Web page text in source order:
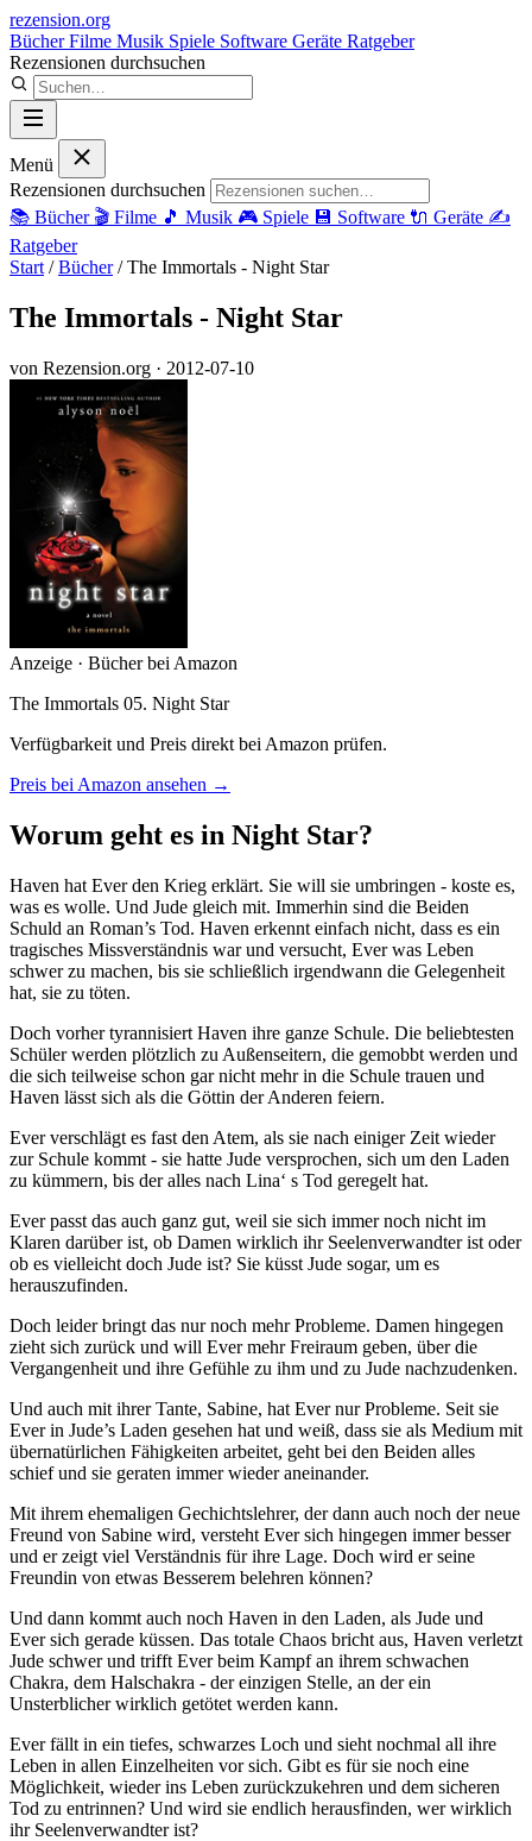
rezension.org
BücherFilme Musik Spiele Software Geräte Ratgeber
Rezensionen durchsuchen
Menü
Rezensionen durchsuchen
📚 Bücher 🎬 Filme 🎵 Musik 🎮 Spiele 💾 Software 🔌 Geräte ✍️
Ratgeber
Start / Bücher / The Immortals - Night Star
The Immortals - Night Star
von Rezension.org · 2012-07-10
Anzeige · Bücher bei Amazon
The Immortals 05. Night Star
Verfügbarkeit und Preis direkt bei Amazon prüfen.
Preis bei Amazon ansehen →
Worum geht es in Night Star?
Haven hat Ever den Krieg erklärt. Sie will sie umbringen - koste es,
was es wolle. Und Jude gleich mit. Immerhin sind die Beiden
Schuld an Roman’s Tod. Haven erkennt einfach nicht, dass es ein
tragisches Missverständnis war und versucht, Ever was Leben
schwer zu machen, bis sie schließlich irgendwann die Gelegenheit
hat, sie zu töten.
Doch vorher tyrannisiert Haven ihre ganze Schule. Die beliebtesten
Schüler werden plötzlich zu Außenseitern, die gemobbt werden und
die sich teilweise schon gar nicht mehr in die Schule trauen und
Haven lässt sich als die Göttin der Anderen feiern.
Ever verschlägt es fast den Atem, als sie nach einiger Zeit wieder
zur Schule kommt - sie hatte Jude versprochen, sich um den Laden
zu kümmern, bis der alles nach Lina‘ s Tod geregelt hat.
Ever passt das auch ganz gut, weil sie sich immer noch nicht im
Klaren darüber ist, ob Damen wirklich ihr Seelenverwandter ist oder
ob es vielleicht doch Jude ist? Sie küsst Jude sogar, um es
herauszufinden.
Doch leider bringt das nur noch mehr Probleme. Damen hingegen
zieht sich zurück und will Ever mehr Freiraum geben, über die
Vergangenheit und ihre Gefühle zu ihm und zu Jude nachzudenken.
Und auch mit ihrer Tante, Sabine, hat Ever nur Probleme. Seit sie
Ever in Jude’s Laden gesehen hat und weiß, dass sie als Medium mit
übernatürlichen Fähigkeiten arbeitet, geht bei den Beiden alles
schief und sie geraten immer wieder aneinander.
Mit ihrem ehemaligen Gechichtslehrer, der dann auch noch der neue
Freund von Sabine wird, versteht Ever sich hingegen immer besser
und er zeigt viel Verständnis für ihre Lage. Doch wird er seine
Freundin von etwas Besserem belehren können?
Und dann kommt auch noch Haven in den Laden, als Jude und
Ever sich gerade küssen. Das totale Chaos bricht aus, Haven verletzt
Jude schwer und trifft Ever beim Kampf an ihrem schwachen
Chakra, dem Halschakra - der einzigen Stelle, an der ein
Unsterblicher wirklich getötet werden kann.
Ever fällt in ein tiefes, schwarzes Loch und sieht nochmal all ihre
Leben in allen Einzelheiten vor sich. Gibt es für sie noch eine
Möglichkeit, wieder ins Leben zurückzukehren und dem sicheren
Tod zu entrinnen? Und wird sie endlich herausfinden, wer wirklich
ihr Seelenverwandter ist?